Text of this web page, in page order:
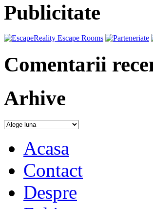
Publicitate
Comentarii
Arhive
Acasa
Contact
Despre